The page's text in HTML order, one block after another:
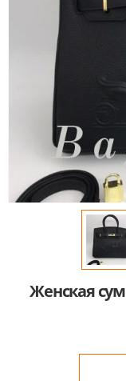
Женская